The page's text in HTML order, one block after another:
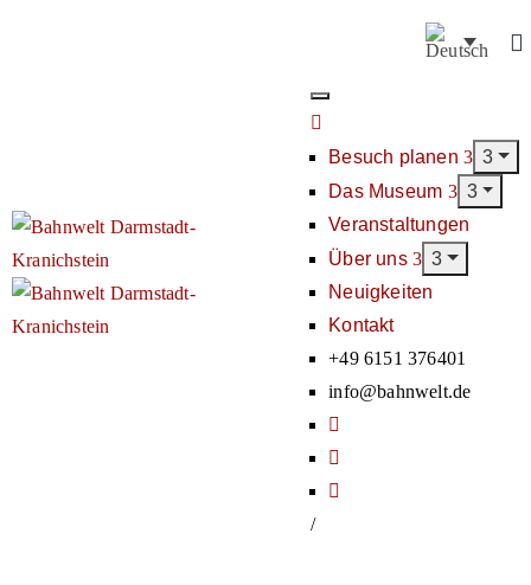
Besuch planen
Das Museum
Veranstaltungen
Über uns
Neuigkeiten
Kontakt
+49 6151 376401
info@bahnwelt.de
/